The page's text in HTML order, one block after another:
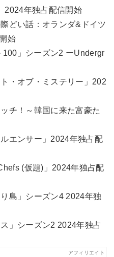
2024年独占配信開始
どい話：オランダ&ドイツ
始
」シーズン2 ーUndergr
・オブ・ミステリー」202
チ！～韓国に来た富豪た
エンサー」2024年独占配
(仮題)」2024年独占配
島」シーズン4 2024年独
」シーズン2 2024年独占